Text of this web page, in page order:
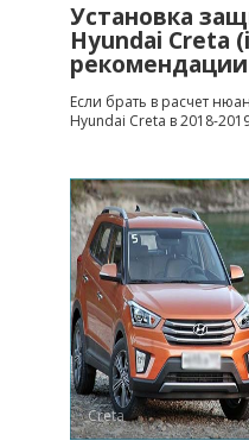
Установка
Hyundai Creta
рекомендации
Если брать в расчет
Hyundai Creta в 2018-
Creta